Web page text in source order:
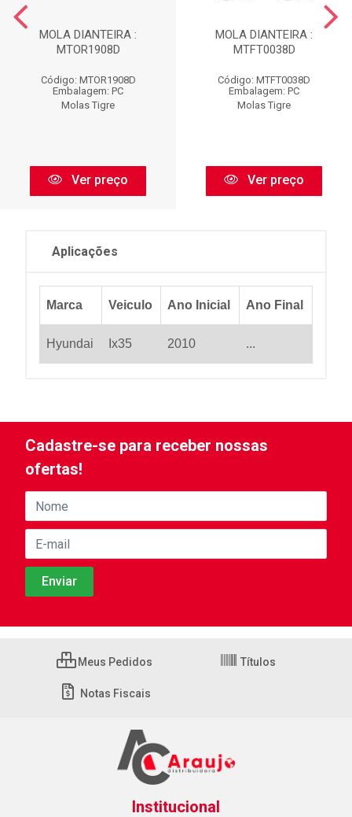
MOLA DIANTEIRA :
MTOR1908D
Código: MTOR1908D
Embalagem: PC
Molas Tigre
Ver preço
MOLA DIANTEIRA :
MTFT0038D
Código: MTFT0038D
Embalagem: PC
Molas Tigre
Ver preço
Aplicações
Marca Veiculo Ano Inicial Ano Final
Hyundai Ix35 2010 ...
Cadastre-se para receber nossas
ofertas!
Meus Pedidos Títulos
Notas Fiscais
Institucional